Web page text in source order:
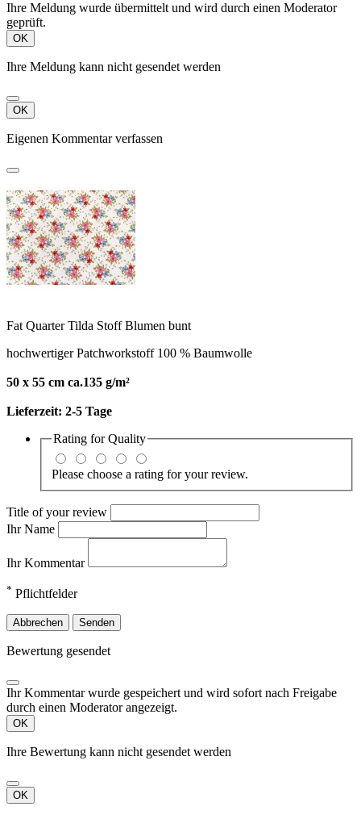
Ihre Meldung wurde übermittelt und wird durch einen Moderator
geprüft.
OK
Ihre Meldung kann nicht gesendet werden
OK
Eigenen Kommentar verfassen
Fat Quarter Tilda Stoff Blumen bunt
hochwertiger Patchworkstoff 100 % Baumwolle
50 x 55 cm ca.135 g/m²
Lieferzeit: 2-5 Tage
Rating forQuality
Please choose a rating for your review.
Title of your review
Ihr Name
Ihr Kommentar
* Pflichtfelder
Abbrechen Senden
Bewertung gesendet
Ihr Kommentar wurde gespeichert und wird sofort nach Freigabe
durch einen Moderator angezeigt.
OK
Ihre Bewertung kann nicht gesendet werden
OK